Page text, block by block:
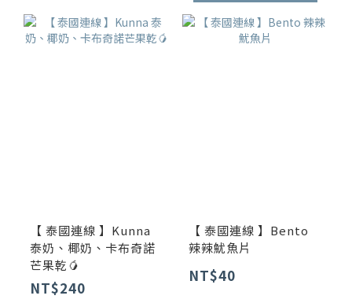
【 泰國連線 】Kunna
泰奶、椰奶、卡布奇諾
芒果乾🥭
NT$240
【 泰國連線 】Bento
辣辣魷魚片
NT$40